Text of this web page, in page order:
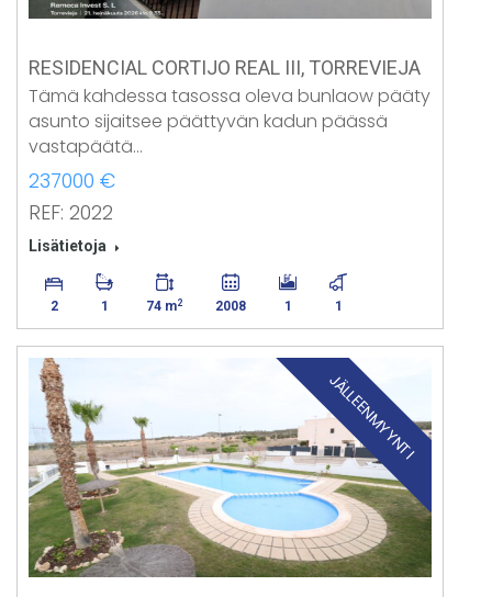
RESIDENCIAL CORTIJO REAL III, TORREVIEJA
Tämä kahdessa tasossa oleva bunlaow pääty
asunto sijaitsee päättyvän kadun päässä
vastapäätä…
237000 €
REF: 2022
Lisätietoja
2 1 74 m2 2008 1 1
JÄLLEENMYYNTI